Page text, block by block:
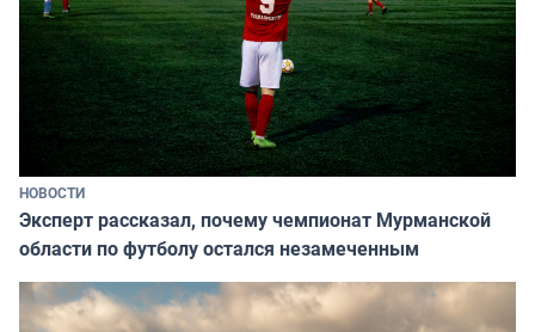
НОВОСТИ
Эксперт рассказал, почему чемпионат Мурманской
области по футболу остался незамеченным